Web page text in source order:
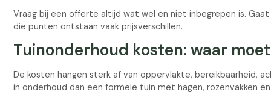
Vraag bij een offerte altijd wat wel en niet inbegrepen is.
die punten ontstaan vaak prijsverschillen.
Tuinonderhoud kosten: waar
De kosten hangen sterk af van oppervlakte, bereikbaarheid,
in onderhoud dan een formele tuin met hagen, rozenvakken